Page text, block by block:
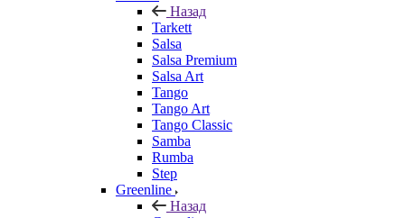
Назад
Tarkett
Salsa
Salsa Premium
Salsa Art
Tango
Tango Art
Tango Classic
Samba
Rumba
Step
Greenline
Назад